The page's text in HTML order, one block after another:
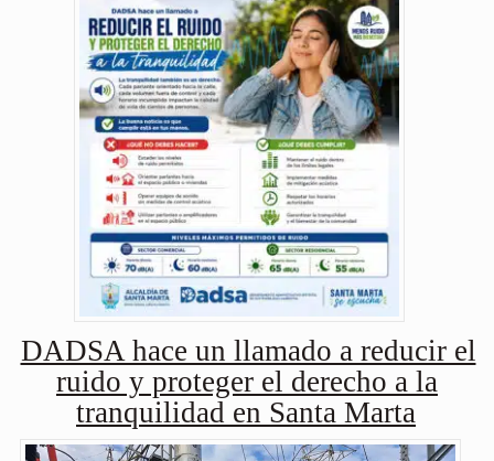
DADSA hace un llamado a reducir el
ruido y proteger el derecho a la
tranquilidad en Santa Marta